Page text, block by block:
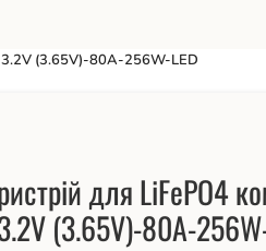
3.2V (3.65V)-80A-256W-LED
для LiFePO4
(3.65V)-80A-